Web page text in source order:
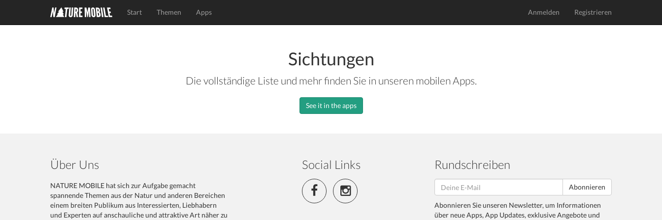
Start Themen Apps Anmelden Registrieren
Sichtungen
Die vollständige Liste und mehr finden Sie in unseren mobilen Apps.
See it in the apps
Über Uns
NATURE MOBILE hat sich zur Aufgabe gemacht
spannende Themen aus der Natur und anderen Bereichen
einem breiten Publikum aus Interessierten, Liebhabern
und Experten auf anschauliche und attraktive Art näher zu
Social Links Rundschreiben
Abonnieren
Abonnieren Sie unseren Newsletter, um Informationen
über neue Apps, App Updates, exklusive Angebote und